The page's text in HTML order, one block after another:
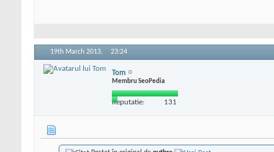
19th March 2013, 23:24
Tom
Membru SeoPedia
Reputatie: 131